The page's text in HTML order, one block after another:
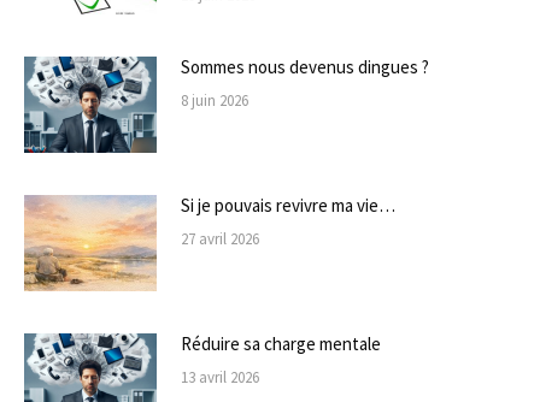
Sommes nous devenus dingues ?
8 juin 2026
Si je pouvais revivre ma vie…
27 avril 2026
Réduire sa charge mentale
13 avril 2026